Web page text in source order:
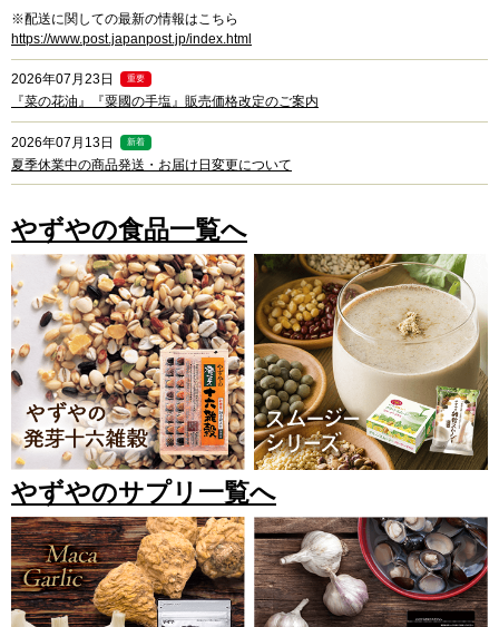
※配送に関しての最新の情報はこちら
https://www.post.japanpost.jp/index.html
2026年07月23日 重要
『菜の花油』『粟國の手塩』販売価格改定のご案内
2026年07月13日 新着
夏季休業中の商品発送・お届け日変更について
やずやの食品一覧へ
やずやのサプリ一覧へ